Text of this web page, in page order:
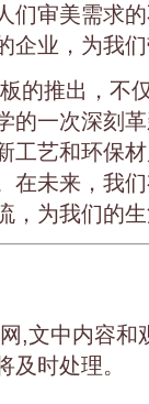
们审美需求
企业，为我
的推出，不
的一次深刻
工艺和环保
在未来，我
，为我们的
,文中内容和
时处理。